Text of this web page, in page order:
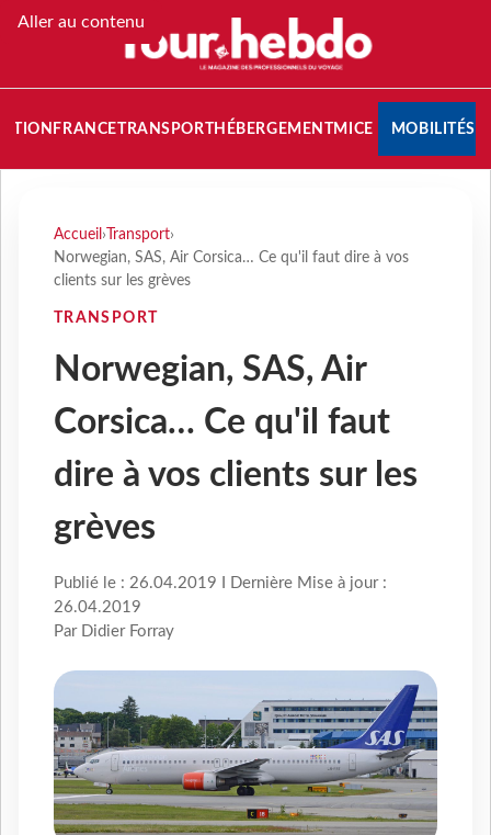
Aller au contenu
FRANCETRANSPORT HÉBERGEMENTMICE MOBILITÉS
Accueil › Transport›
Norwegian, SAS, Air Corsica… Ce qu'il faut dire à vos
clients sur les grèves
TRANSPORT
Norwegian, SAS, Air
Corsica… Ce qu'il faut
dire à vos clients sur les
grèves
Publié le : 26.04.2019 I Dernière Mise à jour :
26.04.2019
Par Didier Forray